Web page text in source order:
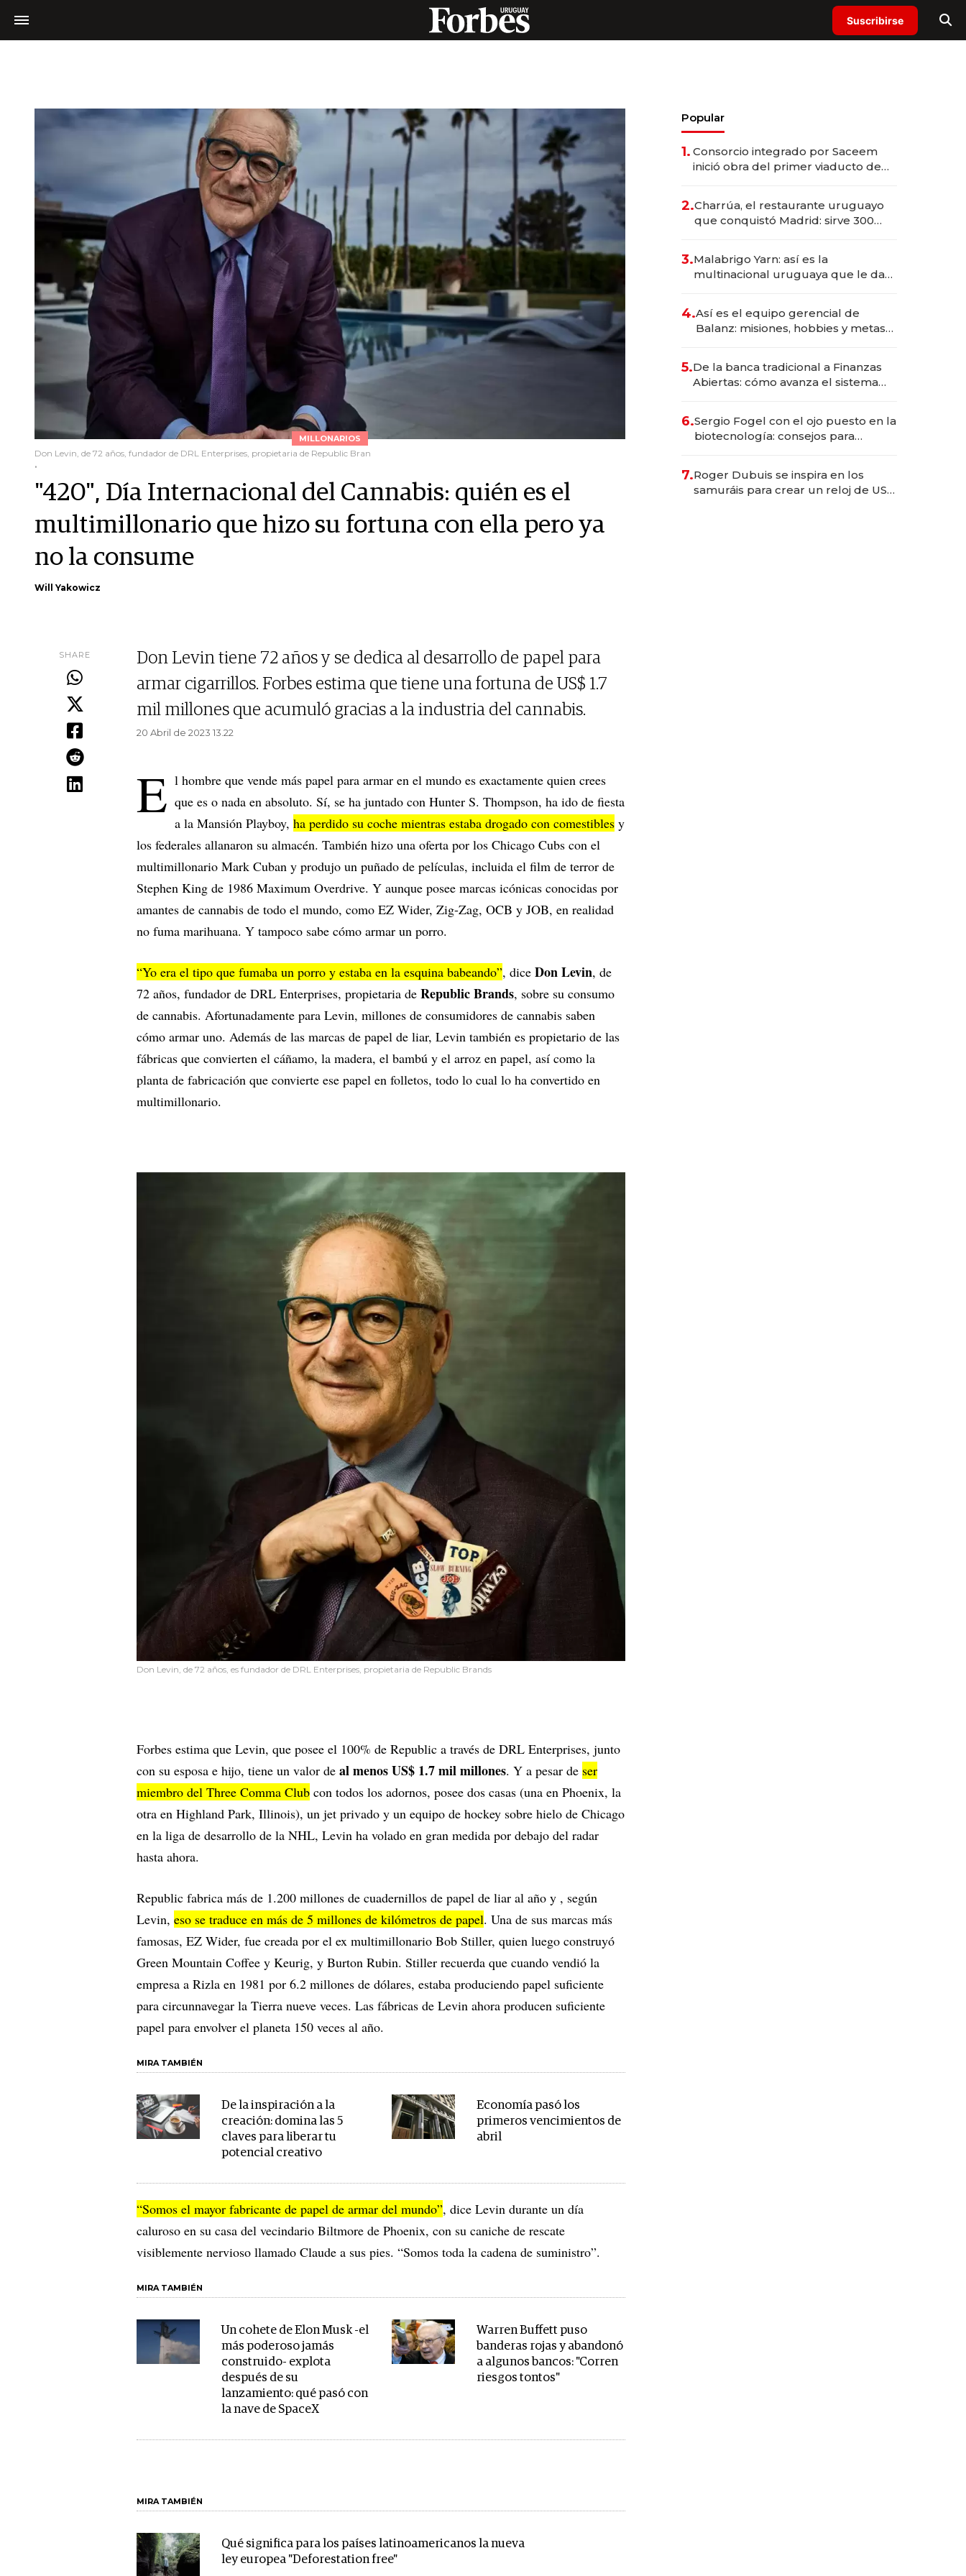
Suscribirse
MILLONARIOS
Don Levin, de 72 años, fundador de DRL Enterprises, propietaria de Republic Bran
.
"420", Día Internacional del Cannabis: quién es el
multimillonario que hizo su fortuna con ella pero ya
no la consume
Will Yakowicz
SHARE
Don Levin tiene 72 años y se dedica al desarrollo de papel para
armar cigarrillos. Forbes estima que tiene una fortuna de US$ 1.7
mil millones que acumuló gracias a la industria del cannabis.
20 Abril de 2023 13.22
E l hombre que vende más papel para armar en el mundo es exactamente quien crees
que es o nada en absoluto. Sí, se ha juntado con Hunter S. Thompson, ha ido de fiesta
a la Mansión Playboy, ha perdido su coche mientras estaba drogado con comestibles y
los federales allanaron su almacén. También hizo una oferta por los Chicago Cubs con el
multimillonario Mark Cuban y produjo un puñado de películas, incluida el film de terror de
Stephen King de 1986 Maximum Overdrive. Y aunque posee marcas icónicas conocidas por
amantes de cannabis de todo el mundo, como EZ Wider, Zig-Zag, OCB y JOB, en realidad
no fuma marihuana. Y tampoco sabe cómo armar un porro.
“Yo era el tipo que fumaba un porro y estaba en la esquina babeando”, dice Don Levin, de
72 años, fundador de DRL Enterprises, propietaria de Republic Brands, sobre su consumo
de cannabis. Afortunadamente para Levin, millones de consumidores de cannabis saben
cómo armar uno. Además de las marcas de papel de liar, Levin también es propietario de las
fábricas que convierten el cáñamo, la madera, el bambú y el arroz en papel, así como la
planta de fabricación que convierte ese papel en folletos, todo lo cual lo ha convertido en
multimillonario.
Don Levin, de 72 años, es fundador de DRL Enterprises, propietaria de Republic Brands
Forbes estima que Levin, que posee el 100% de Republic a través de DRL Enterprises, junto
con su esposa e hijo, tiene un valor de al menos US$ 1.7 mil millones. Y a pesar de ser
miembro del Three Comma Club con todos los adornos, posee dos casas (una en Phoenix, la
otra en Highland Park, Illinois), un jet privado y un equipo de hockey sobre hielo de Chicago
en la liga de desarrollo de la NHL, Levin ha volado en gran medida por debajo del radar
hasta ahora.
Republic fabrica más de 1.200 millones de cuadernillos de papel de liar al año y , según
Levin, eso se traduce en más de 5 millones de kilómetros de papel. Una de sus marcas más
famosas, EZ Wider, fue creada por el ex multimillonario Bob Stiller, quien luego construyó
Green Mountain Coffee y Keurig, y Burton Rubin. Stiller recuerda que cuando vendió la
empresa a Rizla en 1981 por 6.2 millones de dólares, estaba produciendo papel suficiente
para circunnavegar la Tierra nueve veces. Las fábricas de Levin ahora producen suficiente
papel para envolver el planeta 150 veces al año.
MIRA TAMBIÉN
De la inspiración a la
creación: domina las 5
claves para liberar tu
potencial creativo
Economía pasó los
primeros vencimientos de
abril
“Somos el mayor fabricante de papel de armar del mundo”, dice Levin durante un día
caluroso en su casa del vecindario Biltmore de Phoenix, con su caniche de rescate
visiblemente nervioso llamado Claude a sus pies. “Somos toda la cadena de suministro”.
MIRA TAMBIÉN
Un cohete de Elon Musk -el
más poderoso jamás
construido- explota
después de su
lanzamiento: qué pasó con
la nave de SpaceX
Warren Buffett puso
banderas rojas y abandonó
a algunos bancos: "Corren
riesgos tontos"
MIRA TAMBIÉN
Qué significa para los países latinoamericanos la nueva
ley europea "Deforestation free"
Popular
1. Consorcio integrado por Saceem
inició obra del primer viaducto de
millones
2.Charrúa, el restaurante uruguayo
que conquistó Madrid: sirve 300
prepara apertura
3.Malabrigo Yarn: así es la
multinacional uruguaya que le da
4.Así es el equipo gerencial de
Balanz: misiones, hobbies y metas
5.De la banca tradicional a Finanzas
Abiertas: cómo avanza el sistema
6.Sergio Fogel con el ojo puesto en la
biotecnología: consejos para
7.Roger Dubuis se inspira en los
samuráis para crear un reloj de US$